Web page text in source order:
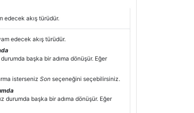
edecek akış türüdür.
edecek akış türüdür.
durumda başka bir adıma dönüşür. Eğer
isterseniz Sonseçeneğini seçebilirsiniz.
durumda başka bir adıma dönüşür. Eğer